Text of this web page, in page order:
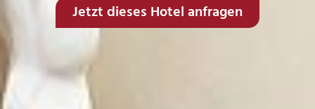
Jetzt dieses Hotel anfragen